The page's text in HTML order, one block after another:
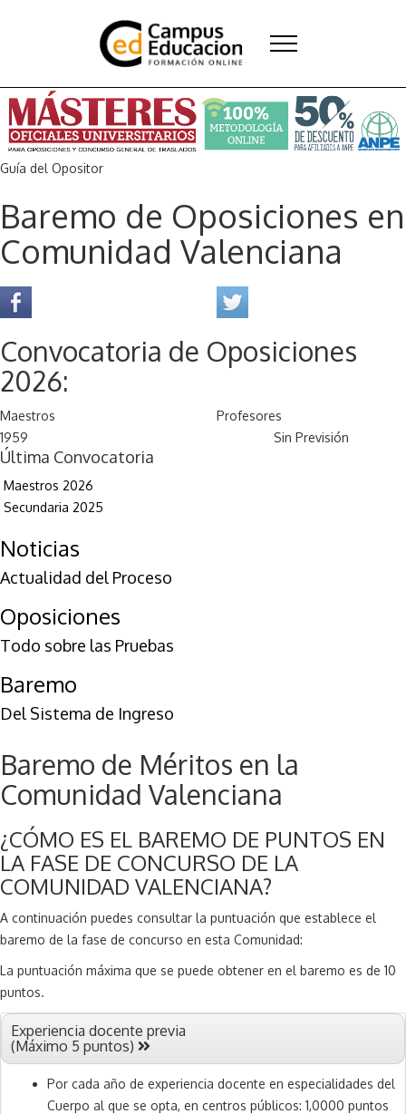
Guía del Opositor
Baremo de Oposiciones en
Comunidad Valenciana
Convocatoria de Oposiciones
2026:
Maestros
1959
Profesores
Sin Previsión
Última Convocatoria
Maestros 2026
Secundaria 2025
Noticias
Actualidad del Proceso
Oposiciones
Todo sobre las Pruebas
Baremo
Del Sistema de Ingreso
Baremo de Méritos en la
Comunidad Valenciana
¿CÓMO ES EL BAREMO DE PUNTOS EN
LA FASE DE CONCURSO DE LA
COMUNIDAD VALENCIANA?
A continuación puedes consultar la puntuación que establece el
baremo de la fase de concurso en esta Comunidad:
La puntuación máxima que se puede obtener en el baremo es de 10
puntos.
Experiencia docente previa
(Máximo 5 puntos)
Por cada año de experiencia docente en especialidades del
Cuerpo al que se opta, en centros públicos: 1,0000 puntos